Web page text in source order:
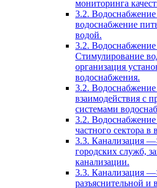
мониторинга
3.2.
водоснабжение
водой.
3.2.
Стимулирование
организация
водоснабжения.
3.2.
взаимодействия с
системами
3.2.
частного сектора в
3.3. Канализация
городских служб,
канализации.
3.3. Канализация
разъяснительной и